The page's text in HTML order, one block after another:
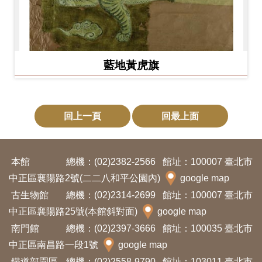
藍地黃虎旗
回上一頁 回最上面
本館 總機：(02)2382-2566
館址：100007 臺北市
中正區襄陽路2號(二二八和平公園內)
google map
古生物館
總機：(02)2314-2699
館址：100007 臺北市
中正區襄陽路25號(本館斜對面)
google map
南門館
總機：(02)2397-3666
館址：100035 臺北市
中正區南昌路一段1號
google map